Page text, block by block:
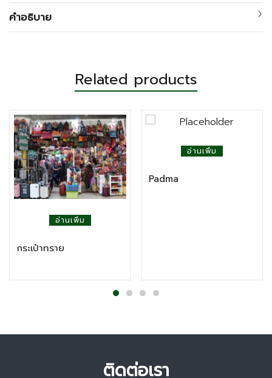
คำอธิบาย
Related products
อ่านเพิ่ม
กระเป๋าทราย
อ่านเพิ่ม
Padma
ติดต่อเรา